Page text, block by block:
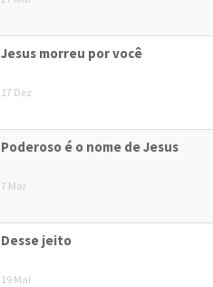
Jesus morreu por você
17 Dez
Poderoso é o nome de Jesus
7 Mar
Desse jeito
19 Mai